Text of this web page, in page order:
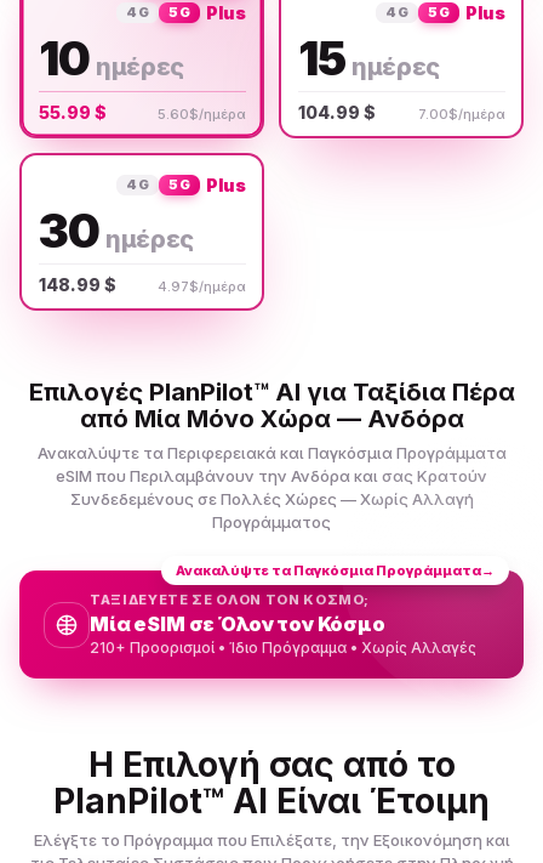
4G 5G Plus
10 ημέρες
55.99 $ 5.60$/ημέρα
4G 5G Plus
15 ημέρες
104.99 $ 7.00$/ημέρα
4G 5G Plus
30 ημέρες
148.99 $ 4.97$/ημέρα
Επιλογές PlanPilot™ AI για Ταξίδια Πέρα
από Μία Μόνο Χώρα — Ανδόρα
Ανακαλύψτε τα Περιφερειακά και Παγκόσμια Προγράμματα
eSIM που Περιλαμβάνουν την Ανδόρα και σας Κρατούν
Συνδεδεμένους σε Πολλές Χώρες — Χωρίς Αλλαγή
Προγράμματος
ΤΑΞΙΔΕΥΕΤΕ ΣΕ ΟΛΟΝ ΤΟΝ ΚΟΣΜΟ;
Μία eSIM σε Όλον τον Κόσμο
210+ Προορισμοί • Ίδιο Πρόγραμμα • Χωρίς Αλλαγές
Ανακαλύψτε τα Παγκόσμια Προγράμματα→
Η Επιλογή σας από το
PlanPilot™ AI Είναι Έτοιμη
Ελέγξτε το Πρόγραμμα που Επιλέξατε, την Εξοικονόμηση και